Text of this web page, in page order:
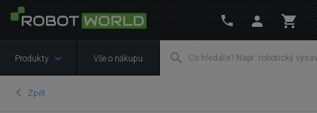
Produkty Vše o nákupu
Zpět